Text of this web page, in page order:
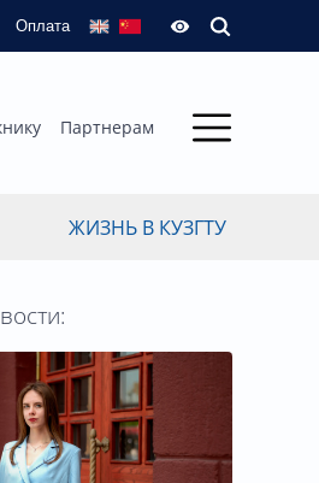
Оплата
Партнерам
ЖИЗНЬ В КУЗГТУ